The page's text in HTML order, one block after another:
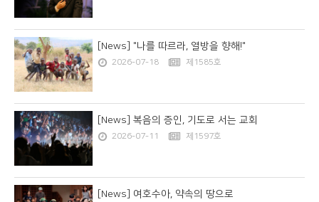
[News] "나를 따르라, 열방을 향해!"
2026-07-18 제1585호
[News] 복음의 증인, 기도로 서는 교회
2026-07-11 제1597호
[News] 여호수아, 약속의 땅으로